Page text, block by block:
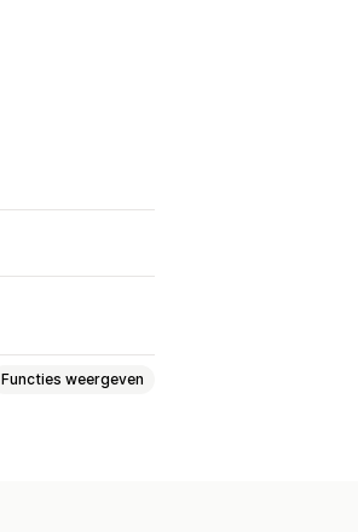
Functies weergeven